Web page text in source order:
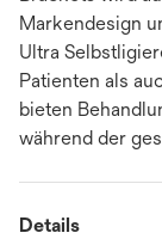
Markendesign
Ultra
Patienten als
bieten
während der
Details